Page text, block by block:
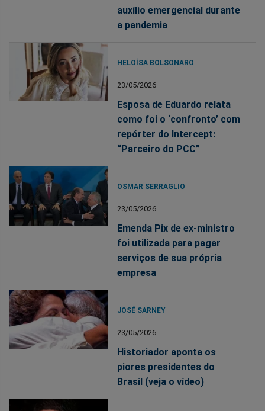
auxílio emergencial durante
a pandemia
HELOÍSA BOLSONARO
23/05/2026
Esposa de Eduardo relata
como foi o ‘confronto’ com
repórter do Intercept:
“Parceiro do PCC”
OSMAR SERRAGLIO
23/05/2026
Emenda Pix de ex-ministro
foi utilizada para pagar
serviços de sua própria
empresa
JOSÉ SARNEY
23/05/2026
Historiador aponta os
piores presidentes do
Brasil (veja o vídeo)